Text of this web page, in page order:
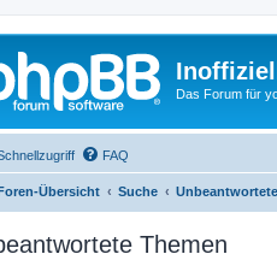
Das Forum für
FAQ
Übersicht Suche
Themen